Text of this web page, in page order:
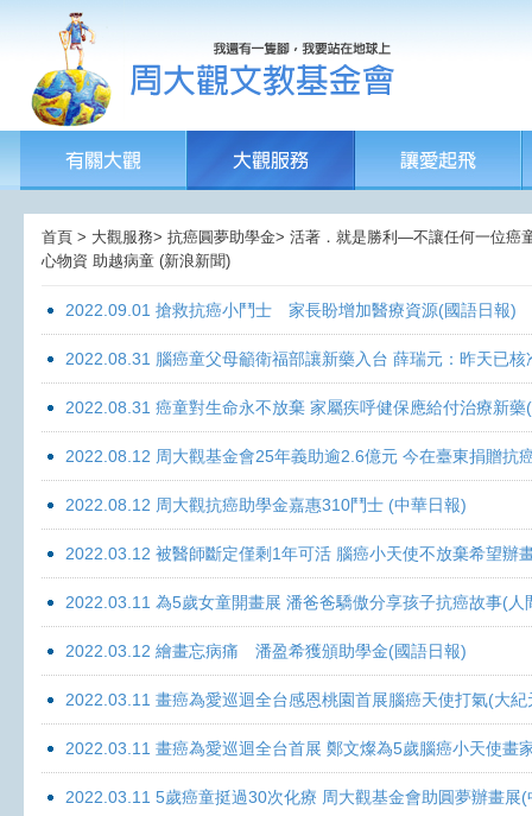
首頁 > 大觀服務> 抗癌圓夢助學金> 活著．就是勝利—不讓任何一位癌
心物資 助越病童 (新浪新聞)
2022.09.01 搶救抗癌小鬥士 家長盼增加醫療資源(國語日報)
2022.08.31 腦癌童父母籲衛福部讓新藥入台 薛瑞元：昨天已
2022.08.31 癌童對生命永不放棄 家屬疾呼健保應給付治療新藥
2022.08.12 周大觀基金會25年義助逾2.6億元 今在臺東捐贈抗
2022.08.12 周大觀抗癌助學金嘉惠310鬥士 (中華日報)
2022.03.12 被醫師斷定僅剩1年可活 腦癌小天使不放棄希望辦
2022.03.11 為5歲女童開畫展 潘爸爸驕傲分享孩子抗癌故事(人
2022.03.12 繪畫忘病痛 潘盈希獲頒助學金(國語日報)
2022.03.11 畫癌為愛巡迴全台感恩桃園首展腦癌天使打氣(大紀
2022.03.11 畫癌為愛巡迴全台首展 鄭文燦為5歲腦癌小天使畫
2022.03.11 5歲癌童挺過30次化療 周大觀基金會助圓夢辦畫展